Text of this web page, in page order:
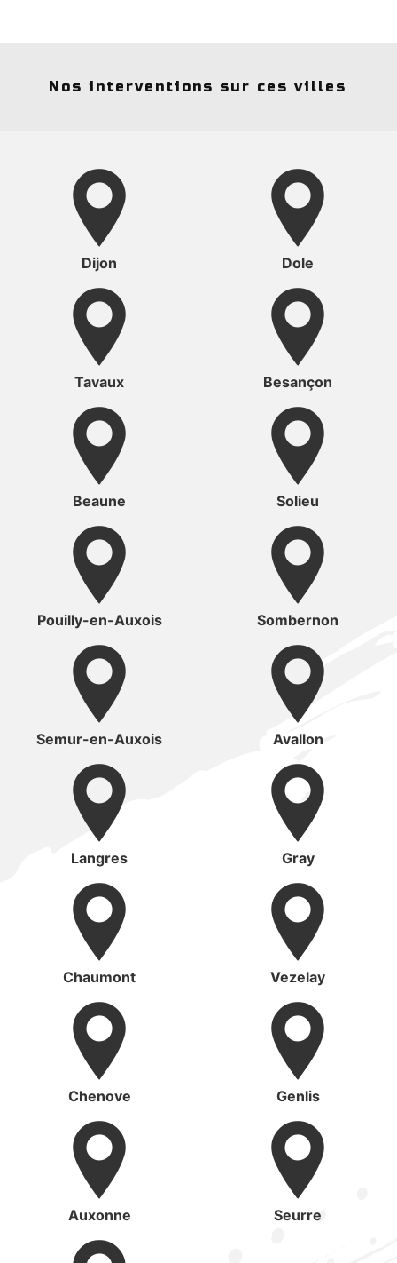
Nos interventions sur ces villes
Dijon Dole
Tavaux Besançon
Beaune Solieu
Pouilly-en-Auxois Sombernon
Semur-en-Auxois Avallon
Langres Gray
Chaumont Vezelay
Chenove Genlis
Auxonne Seurre